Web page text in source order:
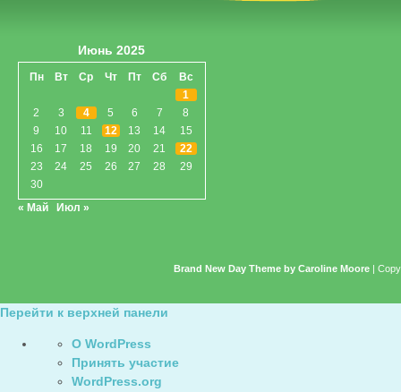
Июнь 2025
Пн Вт Ср Чт Пт Сб
Вс
1
2
3 4 5 6 7
8
9
10 11 12 13 14
15
16
17 18 19 20 21
22
23
24 25 26 27 28
29
30
« Май
Июл »
Brand New Day Theme by Caroline Moore |
Перейти к верхней панели
WordPress
О WordPress
Принять участие
WordPress.org